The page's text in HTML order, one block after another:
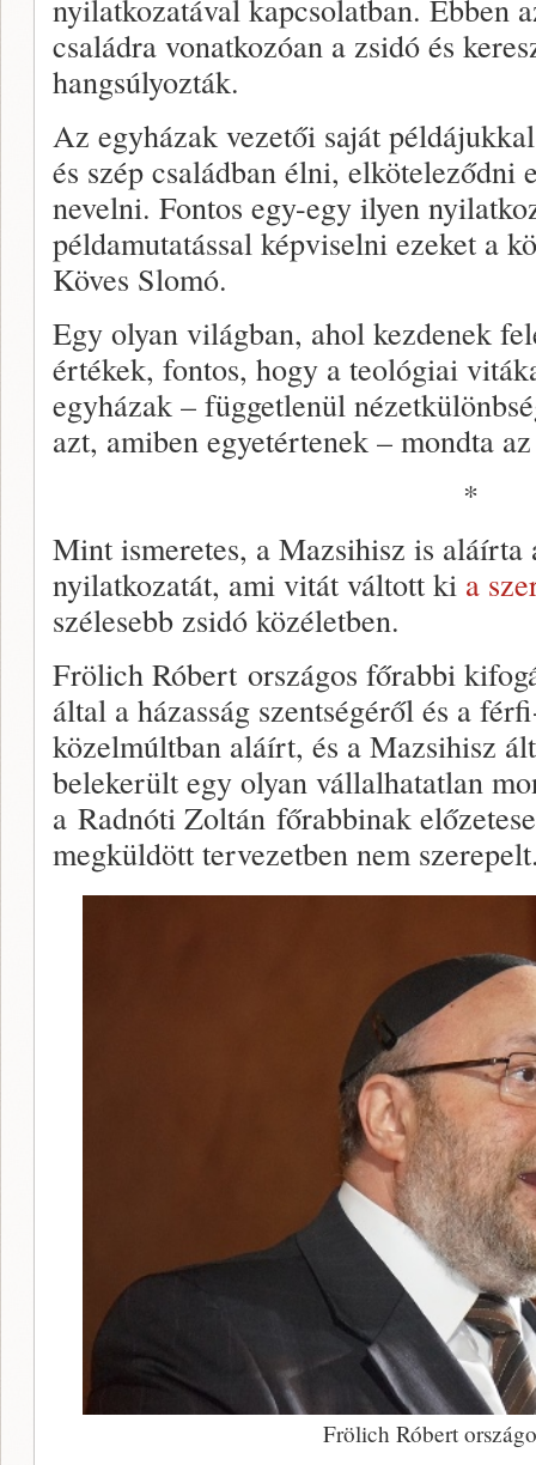
nyilatkozatával kapcsolatban. Ebben
családra vonatkozóan a zsidó és
hangsúlyozták.
Az egyházak vezetői saját
és szép családban élni, elköteleződni
nevelni. Fontos egy-egy ilyen
példamutatással képviselni ezeket a
Köves Slomó.
Egy olyan világban, ahol kezdenek
értékek, fontos, hogy a teológiai
egyházak – függetlenül
azt, amiben egyetértenek – mondta
*
Mint ismeretes, a Mazsihisz is aláírta
nyilatkozatát, ami vitát váltott ki a
szélesebb zsidó közéletben.
Frölich Róbert országos főrabbi
által a házasság szentségéről és a
közelmúltban aláírt, és a Mazsihisz
belekerült egy olyan vállalhatatlan
a Radnóti Zoltán főrabbinak
megküldött tervezetben nem
Frölich Róbert